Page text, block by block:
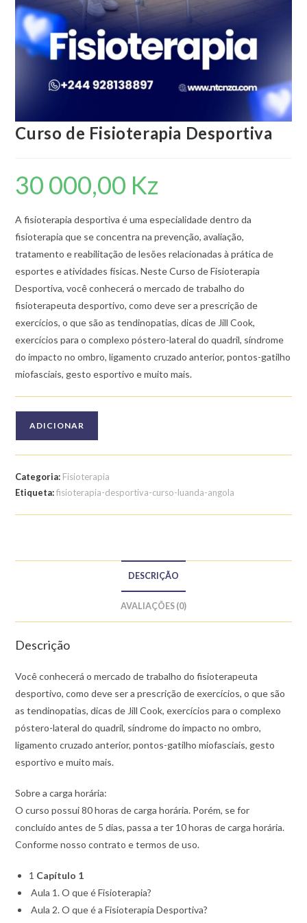
Curso de Fisioterapia Desportiva
30 000,00 Kz
A fisioterapia desportiva é uma especialidade dentro da
fisioterapia que se concentra na prevenção, avaliação,
tratamento e reabilitação de lesões relacionadas à prática de
esportes e atividades físicas. Neste Curso de Fisioterapia
Desportiva, você conhecerá o mercado de trabalho do
fisioterapeuta desportivo, como deve ser a prescrição de
exercícios, o que são as tendinopatias, dicas de Jill Cook,
exercícios para o complexo póstero-lateral do quadril, síndrome
do impacto no ombro, ligamento cruzado anterior, pontos-gatilho
miofasciais, gesto esportivo e muito mais.
Curso
Fisioterapia
ADICIONAR
Categoria: Fisioterapia
Etiqueta:fisioterapia-desportiva-curso-luanda-angola
DESCRIÇÃO
AVALIAÇÕES (0)
Descrição
Você conhecerá o mercado de trabalho do fisioterapeuta
desportivo, como deve ser a prescrição de exercícios, o que são
as tendinopatias, dicas de Jill Cook, exercícios para o complexo
póstero-lateral do quadril, síndrome do impacto no ombro,
ligamento cruzado anterior, pontos-gatilho miofasciais, gesto
esportivo e muito mais.
Sobre a carga horária:
O curso possui 80 horas de carga horária. Porém, se for
concluído antes de 5 dias, passa a ter 10 horas de carga horária.
Conforme nosso contrato e termos de uso.
1 Capítulo 1
Aula 1. O que é Fisioterapia?
Aula 2. O que é a Fisioterapia Desportiva?